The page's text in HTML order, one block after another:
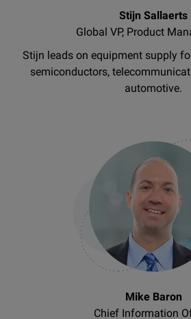
Stijn Sallaerts
Global VP, Product
Stijn leads on equipment supply
semiconductors,
automotive.
Mike Baron
Chief Information